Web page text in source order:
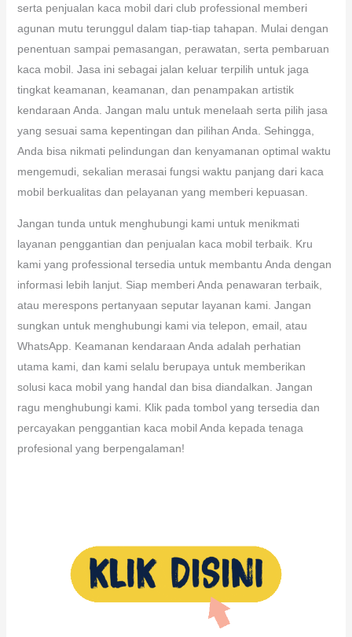
serta penjualan kaca mobil dari club professional memberi
agunan mutu terunggul dalam tiap-tiap tahapan. Mulai dengan
penentuan sampai pemasangan, perawatan, serta pembaruan
kaca mobil. Jasa ini sebagai jalan keluar terpilih untuk jaga
tingkat keamanan, keamanan, dan penampakan artistik
kendaraan Anda. Jangan malu untuk menelaah serta pilih jasa
yang sesuai sama kepentingan dan pilihan Anda. Sehingga,
Anda bisa nikmati pelindungan dan kenyamanan optimal waktu
mengemudi, sekalian merasai fungsi waktu panjang dari kaca
mobil berkualitas dan pelayanan yang memberi kepuasan.
Jangan tunda untuk menghubungi kami untuk menikmati
layanan penggantian dan penjualan kaca mobil terbaik. Kru
kami yang professional tersedia untuk membantu Anda dengan
informasi lebih lanjut. Siap memberi Anda penawaran terbaik,
atau merespons pertanyaan seputar layanan kami. Jangan
sungkan untuk menghubungi kami via telepon, email, atau
WhatsApp. Keamanan kendaraan Anda adalah perhatian
utama kami, dan kami selalu berupaya untuk memberikan
solusi kaca mobil yang handal dan bisa diandalkan. Jangan
ragu menghubungi kami. Klik pada tombol yang tersedia dan
percayakan penggantian kaca mobil Anda kepada tenaga
profesional yang berpengalaman!